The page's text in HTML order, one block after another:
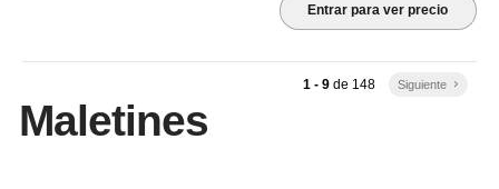
Entrar para ver precio
1 - 9de 148 Siguiente keyboard_arrow_right
Maletines